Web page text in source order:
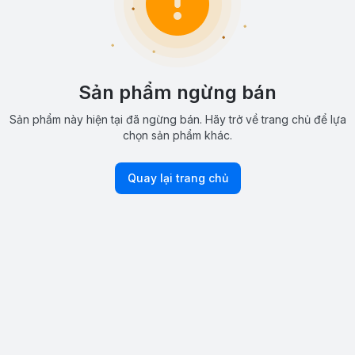
Sản phẩm ngừng bán
Sản phẩm này hiện tại đã ngừng bán. Hãy trở về trang chủ để lựa
chọn sản phẩm khác.
Quay lại trang chủ